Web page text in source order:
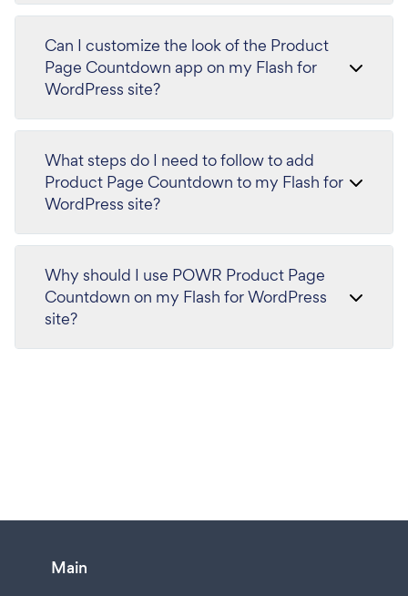
Can I customize the look of the Product
Page Countdown app on my Flash for
WordPress site?
What steps do I need to follow to add
Product Page Countdown to my Flash for
WordPress site?
Why should I use POWR Product Page
Countdown on my Flash for WordPress
site?
Main